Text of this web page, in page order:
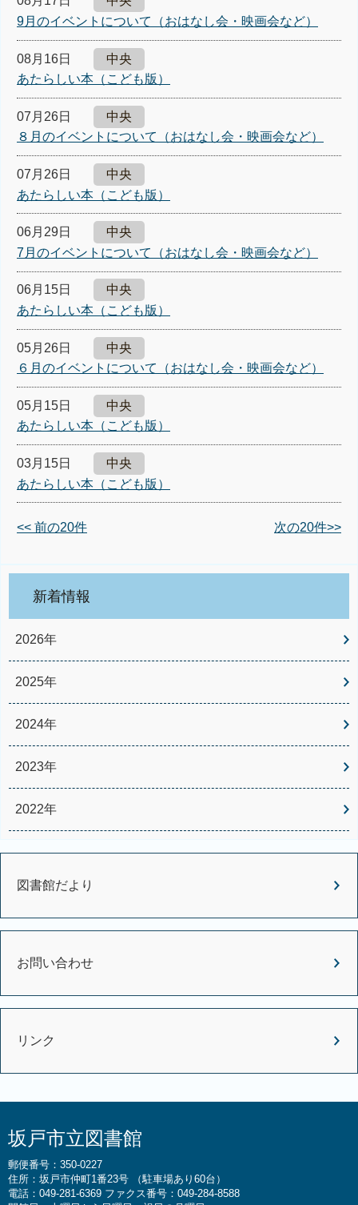
9月のイベントについて（おはなし会・映画会など）
08月16日
中央
あたらしい本（こども版）
07月26日
中央
８月のイベントについて（おはなし会・映画会など）
07月26日
中央
あたらしい本（こども版）
06月29日
中央
7月のイベントについて（おはなし会・映画会など）
06月15日
中央
あたらしい本（こども版）
05月26日
中央
６月のイベントについて（おはなし会・映画会など）
05月15日
中央
あたらしい本（こども版）
03月15日
中央
あたらしい本（こども版）
<< 前の20件 次の20件>>
新着情報
2026年
2025年
2024年
2023年
2022年
図書館だより
お問い合わせ
リンク
坂戸市立図書館
郵便番号：350-0227
住所：坂戸市仲町1番23号 （駐車場あり60台）
電話：049-281-6369 ファクス番号：049-284-8588